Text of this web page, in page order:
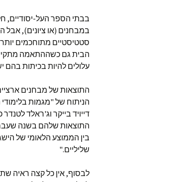
בבתי הספר העל-יסודיים,
במבחנים (או ציונים), אבל
סטטיסטיים מתוחכמים
הבית גם כשההתאמה
עלולים להיות בכיתות בהם
התוצאות של מבחנים
דייויד בייקר וג'ראלד
התוצאות שלהם בשנה
בין הממוצע הלאומי של
שליליים."
לבסוף, אין כל קצה ראיה